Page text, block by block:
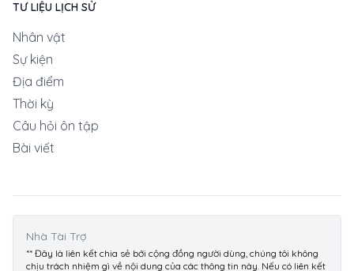
TƯ LIỆU LỊCH SỬ
Nhân vật
Sự kiện
Địa điểm
Thời kỳ
Câu hỏi ôn tập
Bài viết
Nhà Tài Trợ
** Đây là liên kết chia sẻ bới cộng đồng người dùng, chúng tôi không
chịu trách nhiệm gì về nội dung của các thông tin này. Nếu có liên kết